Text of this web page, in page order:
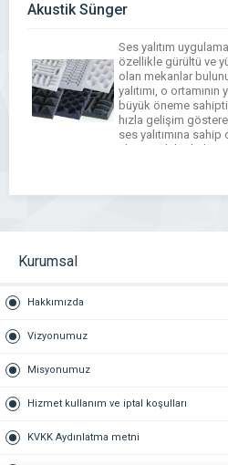
Akustik Sünger
Ses yalıtım
özellikle gürültü ve
olan mekanlar
yalıtımı, o
büyük öneme
hızla gelişim
ses yalıtımına
ekonomik bir hale
Kurumsal
Hakkımızda
Vizyonumuz
Misyonumuz
Hizmet kullanım ve iptal koşulları
KVKK Aydınlatma metni